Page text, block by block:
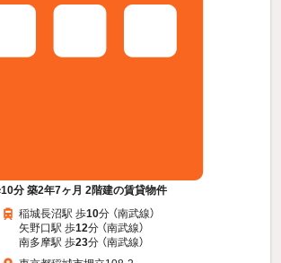
分 築2年7ヶ月 2階建の賃貸物件
稲城長沼駅 歩10分 （南武線）
矢野口駅 歩12分 （南武線）
南多摩駅 歩23分 （南武線）